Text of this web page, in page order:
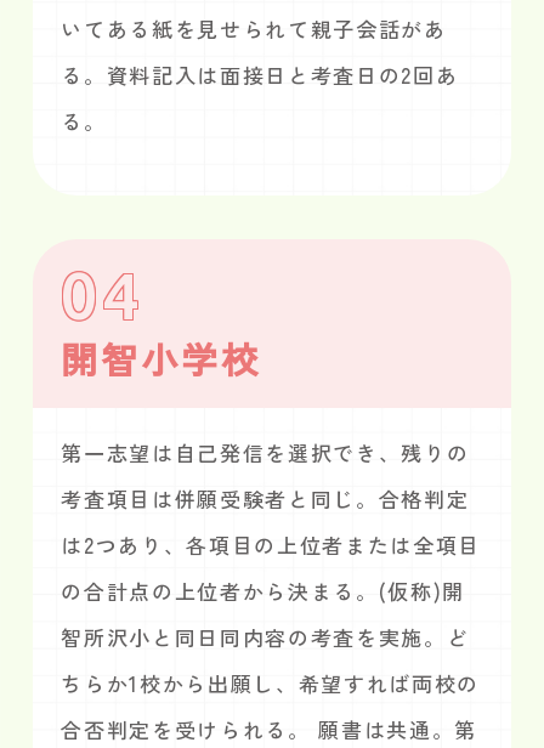
いてある紙を見せられて親子会話があ
る。資料記入は面接日と考査日の2回あ
る。
04
開智小学校
第一志望は自己発信を選択でき、残りの
考査項目は併願受験者と同じ。合格判定
は2つあり、各項目の上位者または全項目
の合計点の上位者から決まる。(仮称)開
智所沢小と同日同内容の考査を実施。ど
ちらか1校から出願し、希望すれば両校の
合否判定を受けられる。 願書は共通。第